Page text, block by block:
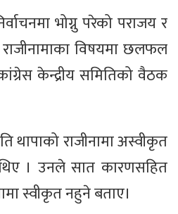
भोग्नु परेको पराजय र
विषयमा छलफल
केन्द्रीय समितिको वैठक
थापाको राजीनामा अस्वीकृत
। उनले सात कारणसहित
स्वीकृत नहुने बताए।